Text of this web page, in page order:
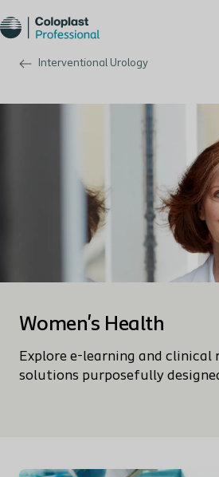
Interventional Urology
Women's Health
Explore e-learning and clinical
solutions purposefully